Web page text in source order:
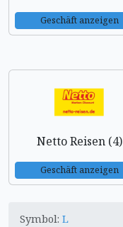
Geschäft anzeigen
Netto Reisen (4)
Geschäft anzeigen
Symbol: L